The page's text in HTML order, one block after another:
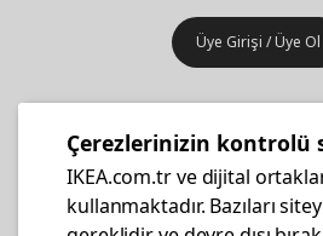
Üye Girişi / Üye Ol
İş yeri mobilya ve
alışverişleriniz IKEA
ile daha hesaplı.
Çerezlerinizin kontrolü
IKEA.com.tr ve dijital
kullanmaktadır. Bazıları